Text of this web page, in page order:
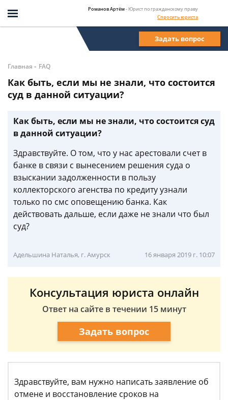
Романов Артём- Юрист по гражданскому праву
Спросить юриста
Задать вопрос
Главная - FAQ
Как быть, если мы не знали, что состоится
суд в данной ситуации?
Как быть, если мы не знали, что состоится суд
в данной ситуации?
Здравствуйте. О том, что у нас арестовали счет в
банке в связи с вынесением решения суда о
взыскании задолженности в пользу
коллекторского агенства по кредиту узнали
только по смс оповещению банка. Как
действовать дальше, если даже не знали что был
суд?
Адельшина Наталья, г. Амурск 16 января 2019 г. 10:07
Консультация юриста онлайн
Ответ на сайте в течении 15 минут
Задать вопрос
Здравствуйте, вам нужно написать заявление об
отмене и восстановление сроков на